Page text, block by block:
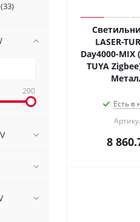
LASER-
Day4000-MIX
TUYA
Есть в
8
33)
200